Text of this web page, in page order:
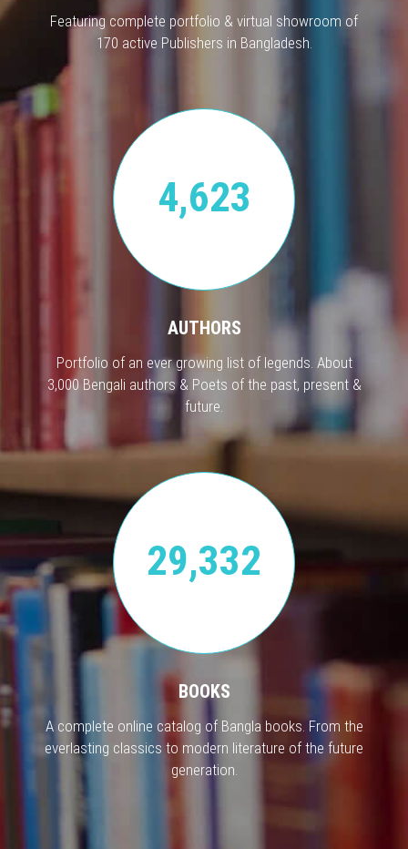
Featuring complete portfolio & virtual showroom of
170 active Publishers in Bangladesh.
4,623
AUTHORS
Portfolio of an ever growing list of legends. About
3,000 Bengali authors & Poets of the past, present &
future.
29,332
BOOKS
A complete online catalog of Bangla books. From the
everlasting classics to modern literature of the future
generation.